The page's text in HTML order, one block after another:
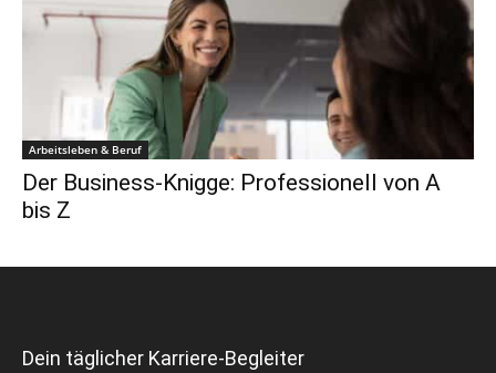
Arbeitsleben & Beruf
Der Business-Knigge: Professionell von A
bis Z
Dein täglicher Karriere-Begleiter